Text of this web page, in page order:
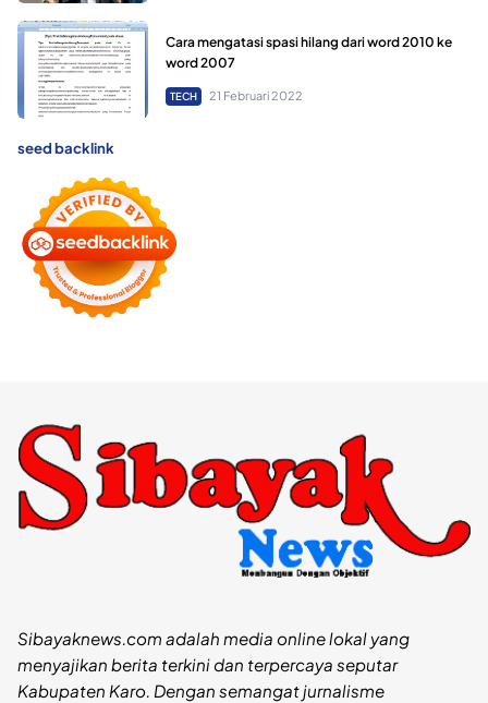
Cara mengatasi spasi hilang dari word 2010 ke
word 2007
TECH 21 Februari 2022
seed backlink
Sibayaknews.com adalah media online lokal yang
menyajikan berita terkini dan terpercaya seputar
Kabupaten Karo. Dengan semangat jurnalisme